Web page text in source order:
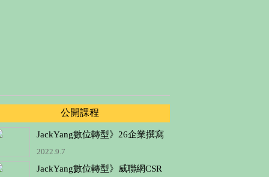
公開課程
JackYang數位轉型》26企業撰寫
永續報告、滿足指標的需求、降
低3力成本、一條龍的服務、永續
2022.9.7
JackYang數位轉型》威聯網CSR